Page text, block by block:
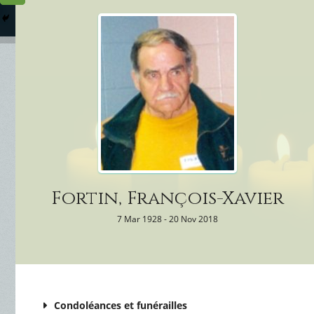
Services Funéraires
Fortin, François-Xavier
7 Mar 1928 - 20 Nov 2018
Condoléances et funérailles